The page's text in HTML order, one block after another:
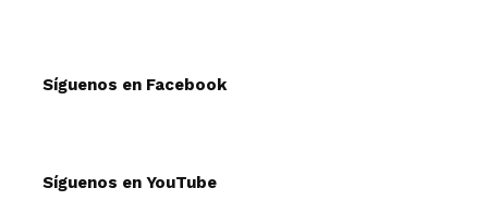
Síguenos en Facebook
Síguenos en YouTube